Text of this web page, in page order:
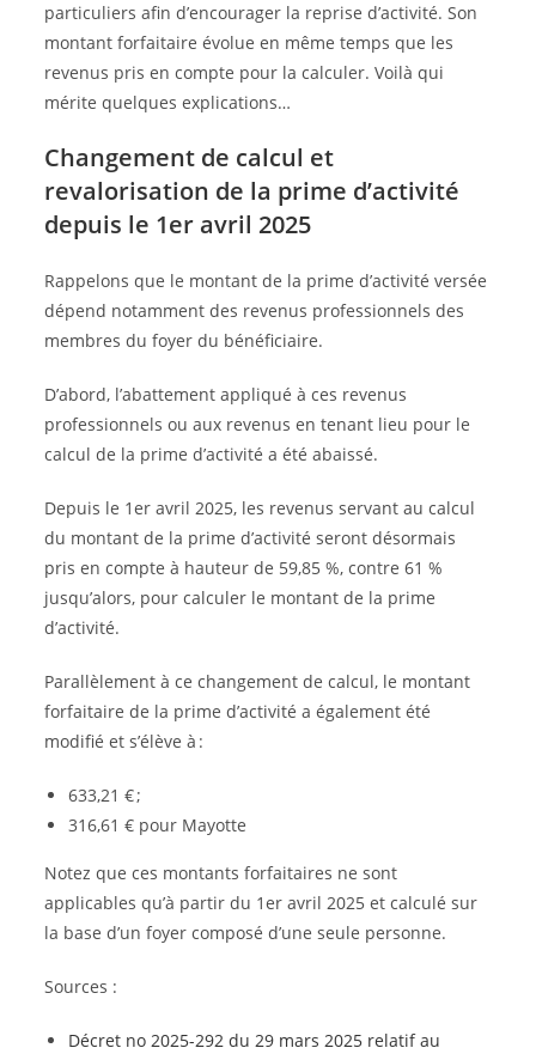
particuliers afin d’encourager la reprise d’activité. Son
montant forfaitaire évolue en même temps que les
revenus pris en compte pour la calculer. Voilà qui
mérite quelques explications…
Changement de calcul et
revalorisation de la prime d’activité
depuis le 1er avril 2025
Rappelons que le montant de la prime d’activité versée
dépend notamment des revenus professionnels des
membres du foyer du bénéficiaire.
D’abord, l’abattement appliqué à ces revenus
professionnels ou aux revenus en tenant lieu pour le
calcul de la prime d’activité a été abaissé.
Depuis le 1er avril 2025, les revenus servant au calcul
du montant de la prime d’activité seront désormais
pris en compte à hauteur de 59,85 %, contre 61 %
jusqu’alors, pour calculer le montant de la prime
d’activité.
Parallèlement à ce changement de calcul, le montant
forfaitaire de la prime d’activité a également été
modifié et s’élève à :
633,21 € ;
316,61 € pour Mayotte
Notez que ces montants forfaitaires ne sont
applicables qu’à partir du 1er avril 2025 et calculé sur
la base d’un foyer composé d’une seule personne.
Sources :
Décret no 2025-292 du 29 mars 2025 relatif au